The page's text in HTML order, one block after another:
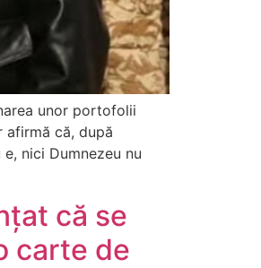
unor portofolii
afirmă că, după
nici Dumnezeu nu
că se
carte de